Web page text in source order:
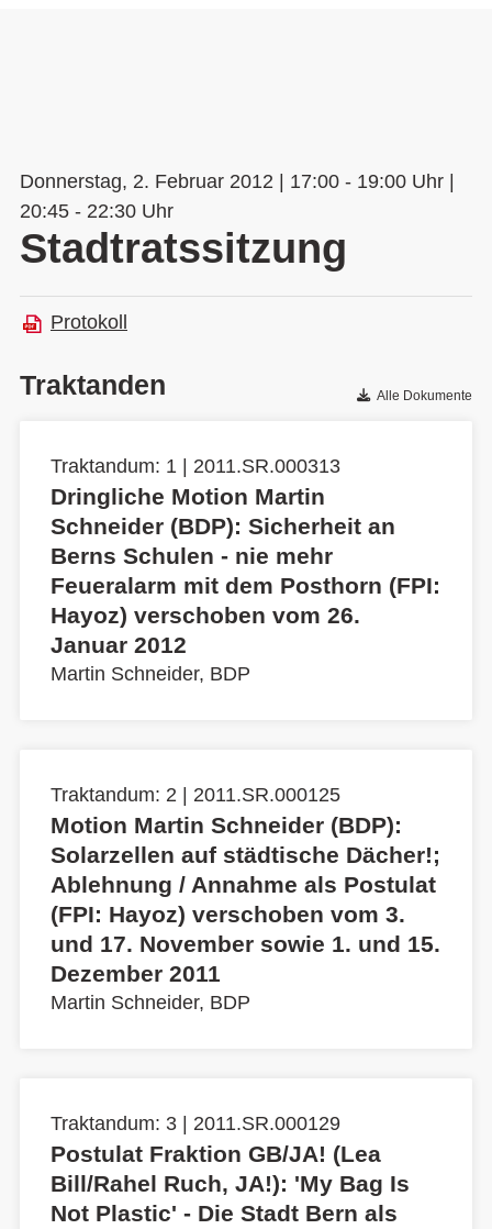
Donnerstag, 2. Februar 2012 | 17:00 - 19:00 Uhr |
20:45 - 22:30 Uhr
Stadtratssitzung
Protokoll
Traktanden Alle Dokumente
Traktandum: 1 | 2011.SR.000313
Dringliche Motion Martin
Schneider (BDP): Sicherheit an
Berns Schulen - nie mehr
Feueralarm mit dem Posthorn (FPI:
Hayoz) verschoben vom 26.
Januar 2012
Martin Schneider, BDP
Traktandum: 2 | 2011.SR.000125
Motion Martin Schneider (BDP):
Solarzellen auf städtische Dächer!;
Ablehnung / Annahme als Postulat
(FPI: Hayoz) verschoben vom 3.
und 17. November sowie 1. und 15.
Dezember 2011
Martin Schneider, BDP
Traktandum: 3 | 2011.SR.000129
Postulat Fraktion GB/JA! (Lea
Bill/Rahel Ruch, JA!): 'My Bag Is
Not Plastic' - Die Stadt Bern als